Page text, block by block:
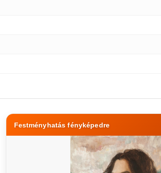
Festményhatás fényképedre